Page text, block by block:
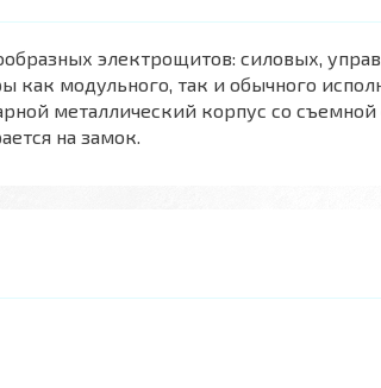
электрощитов: силовых,
как модульного, так и обычного
металлический корпус со
на замок.